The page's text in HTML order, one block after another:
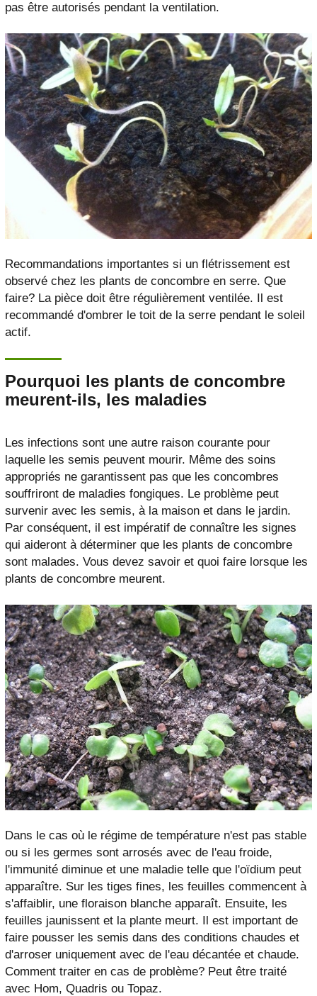
pas être autorisés pendant la ventilation.
Recommandations importantes si un flétrissement est
observé chez les plants de concombre en serre. Que
faire? La pièce doit être régulièrement ventilée. Il est
recommandé d'ombrer le toit de la serre pendant le soleil
actif.
Pourquoi les plants de concombre
meurent-ils, les maladies
Les infections sont une autre raison courante pour
laquelle les semis peuvent mourir. Même des soins
appropriés ne garantissent pas que les concombres
souffriront de maladies fongiques. Le problème peut
survenir avec les semis, à la maison et dans le jardin.
Par conséquent, il est impératif de connaître les signes
qui aideront à déterminer que les plants de concombre
sont malades. Vous devez savoir et quoi faire lorsque les
plants de concombre meurent.
Dans le cas où le régime de température n'est pas stable
ou si les germes sont arrosés avec de l'eau froide,
l'immunité diminue et une maladie telle que l'oïdium peut
apparaître. Sur les tiges fines, les feuilles commencent à
s'affaiblir, une floraison blanche apparaît. Ensuite, les
feuilles jaunissent et la plante meurt. Il est important de
faire pousser les semis dans des conditions chaudes et
d'arroser uniquement avec de l'eau décantée et chaude.
Comment traiter en cas de problème? Peut être traité
avec Hom, Quadris ou Topaz.